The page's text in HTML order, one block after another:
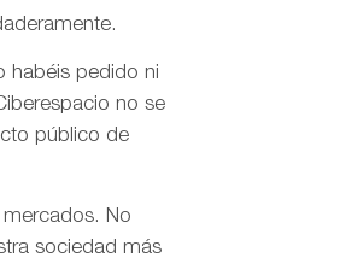
habéis pedido ni
no se
público de
No
sociedad más